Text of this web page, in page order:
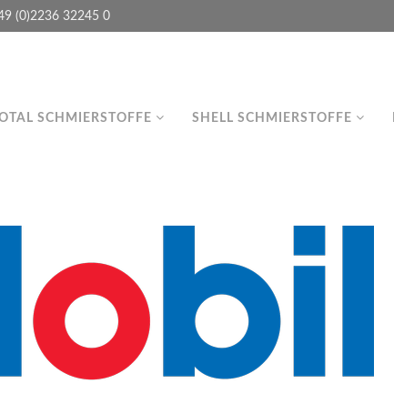
(0)2236 32245 0
SCHMIERSTOFFE SHELL SCHMIERSTOFFE